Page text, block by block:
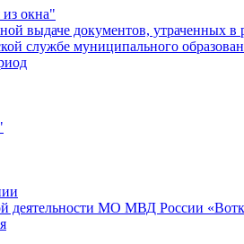
из окна"
выдаче документов, утраченных в
службе муниципального
деятельности МО МВД России